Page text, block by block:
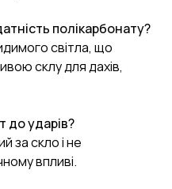
полікарбонату?
світла, що
склу для дахів,
до ударів?
за скло і не
впливі.